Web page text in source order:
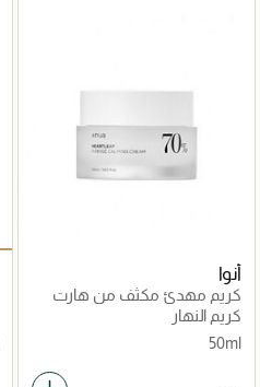
أنوا
كريم مهدئ مكثف من هارت
ليف بنسبة 70%
كريم النهار
50ml